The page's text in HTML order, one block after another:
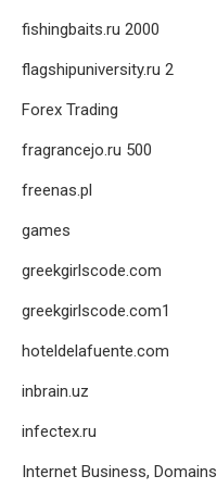
fishingbaits.ru 2000
flagshipuniversity.ru 2
Forex Trading
fragrancejo.ru 500
freenas.pl
games
greekgirlscode.com
greekgirlscode.com1
hoteldelafuente.com
inbrain.uz
infectex.ru
Internet Business, Domains